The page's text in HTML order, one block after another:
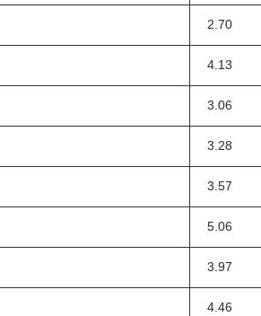
2.70
4.13
3.06
3.28
3.57
5.06
3.97
4.46